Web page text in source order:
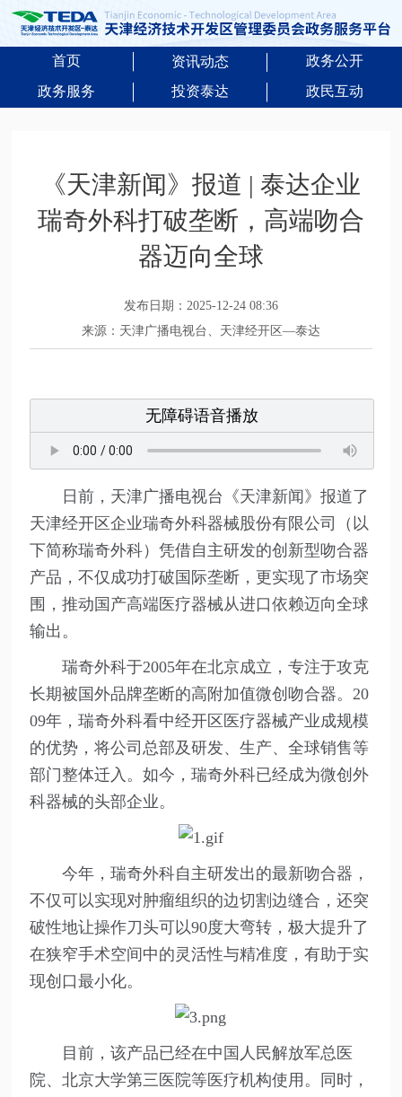
首页 资讯动态
政务公开
政务服务
投资泰达 政民互动
《天津新闻》报道 | 泰达企业
瑞奇外科打破垄断，高端吻合
器迈向全球
发布日期：2025-12-24 08:36
来源：天津广播电视台、天津经开区—泰达
无障碍语音播放
日前，天津广播电视台《天津新闻》报道了
天津经开区企业瑞奇外科器械股份有限公司（以
下简称瑞奇外科）凭借自主研发的创新型吻合器
产品，不仅成功打破国际垄断，更实现了市场突
围，推动国产高端医疗器械从进口依赖迈向全球
输出。
瑞奇外科于2005年在北京成立，专注于攻克
长期被国外品牌垄断的高附加值微创吻合器。20
09年，瑞奇外科看中经开区医疗器械产业成规模
的优势，将公司总部及研发、生产、全球销售等
部门整体迁入。如今，瑞奇外科已经成为微创外
科器械的头部企业。
今年，瑞奇外科自主研发出的最新吻合器，
不仅可以实现对肿瘤组织的边切割边缝合，还突
破性地让操作刀头可以90度大弯转，极大提升了
在狭窄手术空间中的灵活性与精准度，有助于实
现创口最小化。
目前，该产品已经在中国人民解放军总医
院、北京大学第三医院等医疗机构使用。同时，